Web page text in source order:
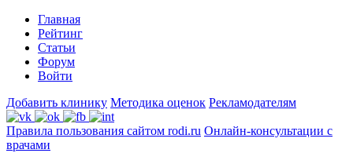
Главная
Рейтинг
Статьи
Форум
Войти
Добавить клинику Методика оценок Рекламодателям
Правила пользования сайтом rodi.ru Онлайн-консультации с
врачами